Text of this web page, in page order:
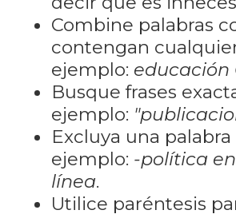
Combine palabras
contengan
ejemplo: educación
Busque frases
ejemplo:
Excluya una
ejemplo: -política
línea.
Utilice paréntesis